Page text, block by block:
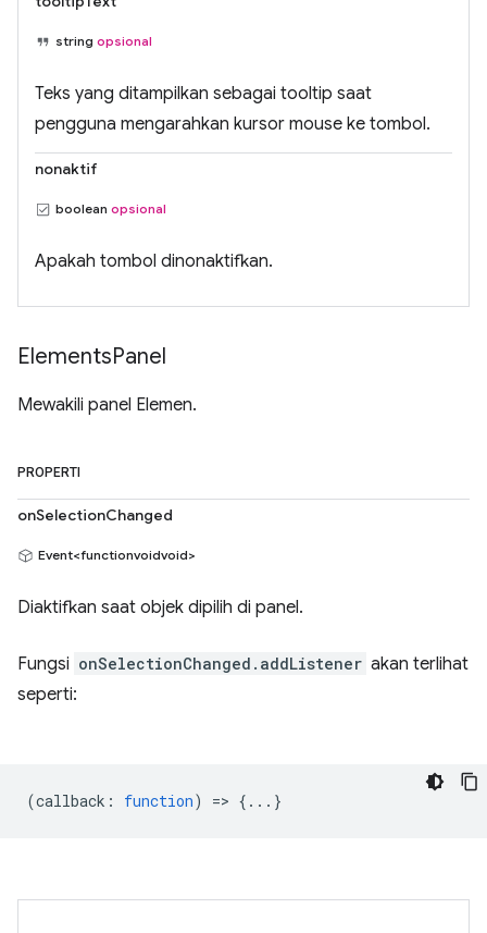
string opsional
Teks yang ditampilkan sebagai tooltip saat
pengguna mengarahkan kursor mouse ke tombol.
nonaktif
boolean opsional
Apakah tombol dinonaktifkan.
ElementsPanel
Mewakili panel Elemen.
PROPERTI
onSelectionChanged
Event<functionvoidvoid>
Diaktifkan saat objek dipilih di panel.
Fungsi onSelectionChanged.addListener akan terlihat
seperti:
(callback : function) => {...}